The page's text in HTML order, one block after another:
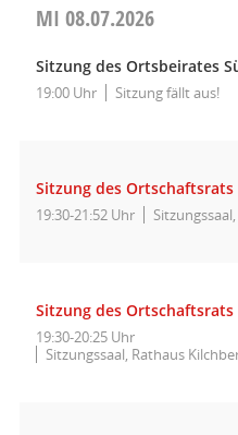
MI 08.07.2026
Sitzung des Ortsbeirates
19:00 Uhr Sitzung fällt aus!
Sitzung des Ortschaftsrats
19:30-21:52 Uhr
Sitzung des Ortschaftsrats
19:30-20:25 Uhr
Sitzungssaal, Rathaus